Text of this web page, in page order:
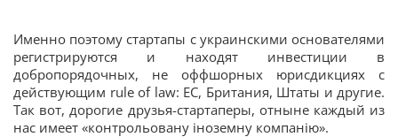
Именно поэтому стартапы с украинскими основателями
регистрируются и находят инвестиции в
добропорядочных, не оффшорных юрисдикциях с
действующим rule of law: ЕС, Британия, Штаты и другие.
Так вот, дорогие друзья-стартаперы, отныне каждый из
нас имеет «контрольовану іноземну компанію».